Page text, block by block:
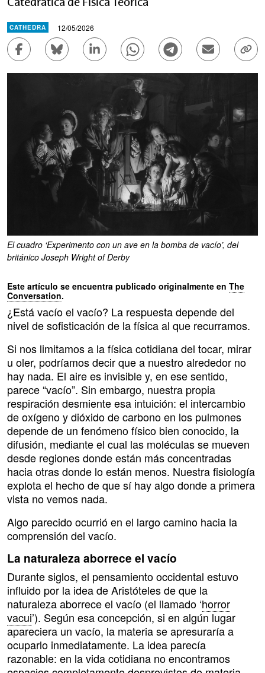
CATHEDRA 12/05/2026
Compartir en Facebook - (Abre una nueva ventana)
Compartir en Bluesky - (Abre una nueva
Compartir en Linkedin - (Abre una
Compartir en Whatsapp -
Compartir enEnviar por
El cuadro ‘Experimento con un ave en la bomba de vacío’, del
británico Joseph Wright of Derby
Este artículo se encuentra publicado originalmente en The
Conversation.
¿Está vacío el vacío? La respuesta depende del
nivel de sofisticación de la física al que recurramos.
Si nos limitamos a la física cotidiana del tocar, mirar
u oler, podríamos decir que a nuestro alrededor no
hay nada. El aire es invisible y, en ese sentido,
parece “vacío”. Sin embargo, nuestra propia
respiración desmiente esa intuición: el intercambio
de oxígeno y dióxido de carbono en los pulmones
depende de un fenómeno físico bien conocido, la
difusión, mediante el cual las moléculas se mueven
desde regiones donde están más concentradas
hacia otras donde lo están menos. Nuestra fisiología
explota el hecho de que sí hay algo donde a primera
vista no vemos nada.
Algo parecido ocurrió en el largo camino hacia la
comprensión del vacío.
La naturaleza aborrece el vacío
Durante siglos, el pensamiento occidental estuvo
influido por la idea de Aristóteles de que la
naturaleza aborrece el vacío (el llamado ‘horror
vacui’). Según esa concepción, si en algún lugar
apareciera un vacío, la materia se apresuraría a
ocuparlo inmediatamente. La idea parecía
razonable: en la vida cotidiana no encontramos